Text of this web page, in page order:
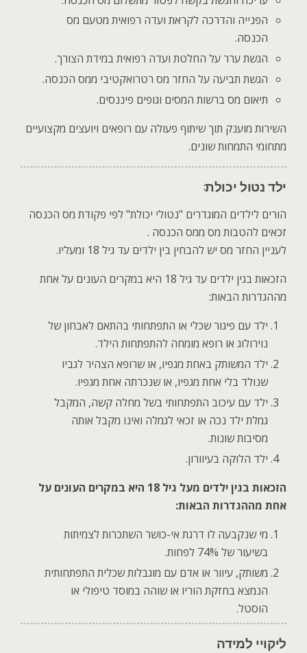
הפנייה והדרכה לקראת ועדה רפואית מטעם מס
הכנסה.
הגשת ערר על החלטת ועדה רפואית במידת הצורך.
הגשת תביעה על החזר מס רטרואקטיבי ממס הכנסה.
תיאום מס ברשות המסים וגופים פיננסים.
השירות מוענק תוך שיתוף פעולה עם רופאים ויועצים מקצועיים
מתחומי התמחות שונים.
ילד נטול יכולת:
הורים לילדים המוגדרים "נטולי יכולת" לפי פקודת מס הכנסה
זכאים להטבות מס ממס הכנסה .
לעניין החזר מס יש להבחין בין ילדים עד גיל 18 ומעליו
.
הזכאות בגין ילדים עד גיל 18 היא במקרים העונים על אחת
מההגדרות הבאות:
ילד עם פיגור שכלי או התפתחותי בהתאם לאבחון של
נוירולוג או רופא מומחה להתפתחות הילד.
ילד המשותק באחת מגפיו, או שרופא הצהיר לגביו
שנולד בלי אחת מגפיו, או שנכרתה אחת מגפיו.
ילד עם עיכוב התפתחותי בשל מחלה קשה, המקבל
גמלת ילד נכה או זכאי לגמלה ואינו מקבל אותה
מסיבות שונות.
ילד הלוקה בעיוורון.
הזכאות בגין ילדים מעל גיל 18 היא במקרים העונים על
אחת מההגדרות הבאות:
מי שנקבעה לו דרגת אי-כושר השתכרות לצמיתות
בשיעור של 74% לפחות.
משותק, עיוור או אדם עם מוגבלות שכלית התפתחותית
הנמצא בחזקת הוריו או שוהה במוסד טיפולי או
הוסטל.
ליקויי למידה